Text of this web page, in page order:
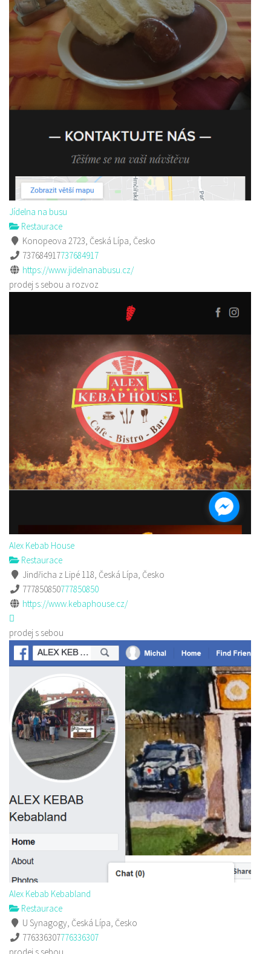
Jídelna na busu
Restaurace
Konopeova 2723, Česká Lípa, Česko
737684917737684917
https://www.jidelnanabusu.cz/
prodej s sebou a rozvoz
Alex Kebab House
Restaurace
Jindřicha z Lipé 118, Česká Lípa, Česko
777850850777850850
https://www.kebaphouse.cz/
prodej s sebou
Alex Kebab Kebabland
Restaurace
U Synagogy, Česká Lípa, Česko
776336307776336307